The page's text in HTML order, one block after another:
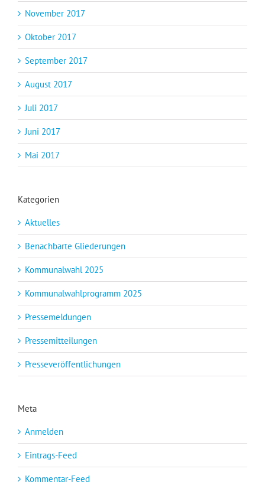
November 2017
Oktober 2017
September 2017
August 2017
Juli 2017
Juni 2017
Mai 2017
Kategorien
Aktuelles
Benachbarte Gliederungen
Kommunalwahl 2025
Kommunalwahlprogramm 2025
Pressemeldungen
Pressemitteilungen
Presseveröffentlichungen
Meta
Anmelden
Eintrags-Feed
Kommentar-Feed